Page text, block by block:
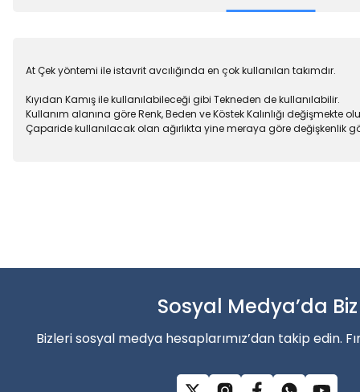
At Çek yöntemi ile istavrit avcılığında en çok kullanılan takımdır.
Kıyıdan Kamış ile kullanılabileceği gibi Tekneden de kullanılabilir.
Kullanım alanına göre Renk, Beden ve Köstek Kalınlığı
Çaparide kullanılacak olan ağırlıkta yine meraya göre değişkenlik
Ürün fiyatı diğer sitelerden daha pahalı.
Bu ürüne benzer farklı alternatifler olmalı.
Alışverişe Başla
Sosyal Medya’da Biz
Bizleri sosyal medya hesaplarımız’dan takip edin.